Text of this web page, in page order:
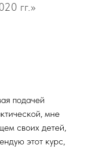
гг.»
подачей
мне
своих детей,
этот курс,